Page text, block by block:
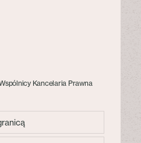
Kancelaria Prawna